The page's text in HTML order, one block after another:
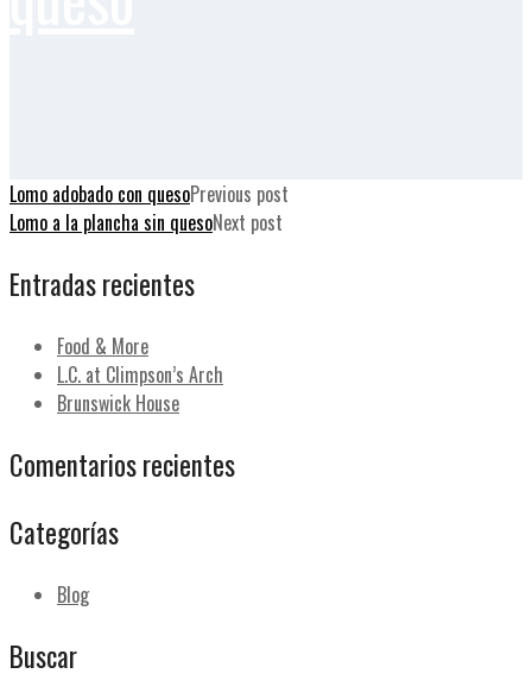
Lomo adobado con quesoPrevious post
Lomo a la plancha sin quesoNext post
Entradas recientes
Food & More
L.C. at Climpson’s Arch
Brunswick House
Comentarios recientes
Categorías
Blog
Buscar